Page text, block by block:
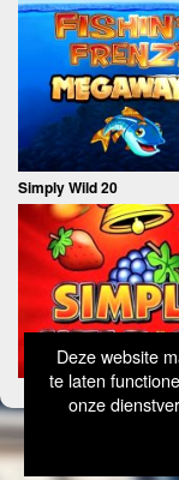
Deze website
te laten
onze
Simply Wild 20
Verantwoord